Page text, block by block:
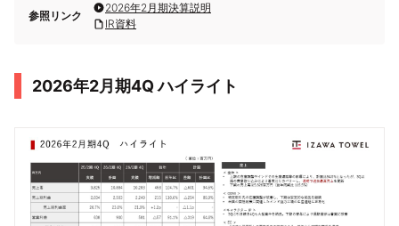
参照リンク
2026年2月期決算説明
IR資料
2026年2月期4Q ハイライト